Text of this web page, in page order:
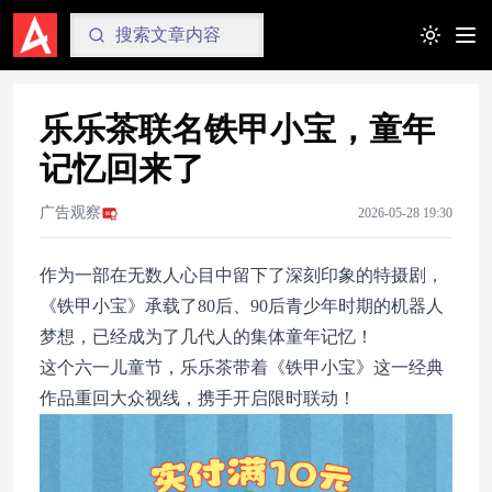
Toggle
乐乐茶联名铁甲小宝，童年
记忆回来了
广告观察 2026-05-28 19:30
作为一部在无数人心目中留下了深刻印象的特摄剧，
《铁甲小宝》承载了80后、90后青少年时期的机器人
梦想，已经成为了几代人的集体童年记忆！
这个六一儿童节，乐乐茶带着《铁甲小宝》这一经典
作品重回大众视线，携手开启限时联动！